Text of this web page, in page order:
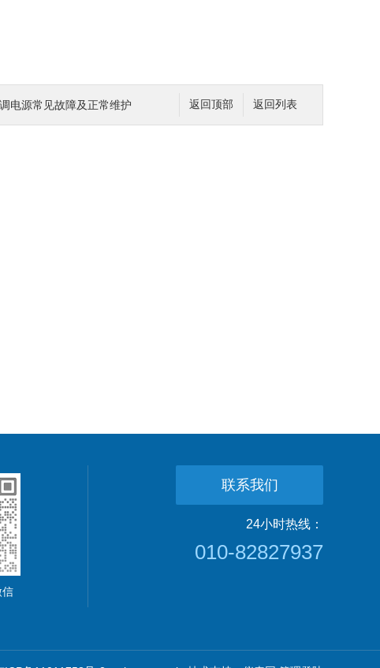
返回列表
返回顶部
电源常见故障及正常维护
信
联系我们
24小时热线：
010-82827937